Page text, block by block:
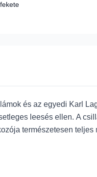
és az egyedi Karl
leesés ellen. A
természetesen teljes